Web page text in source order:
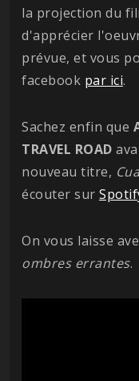
la projection du
d'apprécier
prévue, et vous
facebook par ici.
Sachez enfin que
TRAVEL ROAD
nouveau titre,
écouter sur
On vous laisse
ombres errantes.